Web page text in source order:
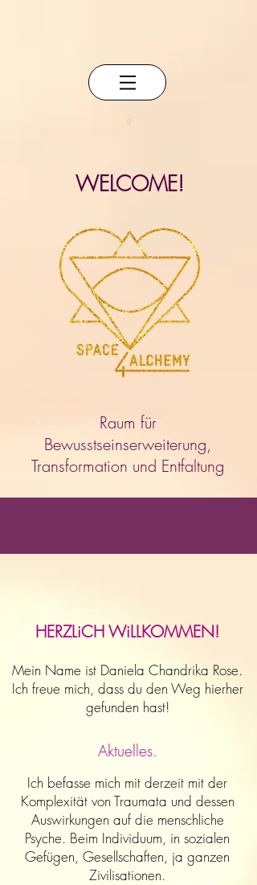
WELCOME!
Raum für
Bewusstseinserweiterung,
Transformation und Entfaltung
HERZLiCH WiLLKOMMEN!
Mein Name ist Daniela Chandrika Rose.
Ich freue mich, dass du den Weg hierher
gefunden hast!
Aktuelles.
Ich befasse mich mit derzeit mit der
Komplexität von Traumata und dessen
Auswirkungen auf die menschliche
Psyche. Beim Individuum, in sozialen
Gefügen, Gesellschaften, ja ganzen
Zivilisationen.